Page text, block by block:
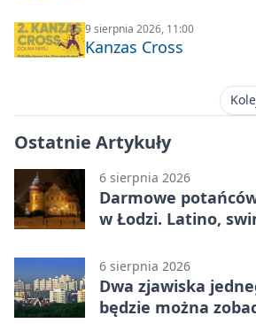
9 sierpnia 2026, 11:00
Kanzas Cross
Ostatnie Artykuły
6 sierpnia 2026
Darmowe
w Łodzi. Latino,
6 sierpnia 2026
Dwa zjawiska
będzie można